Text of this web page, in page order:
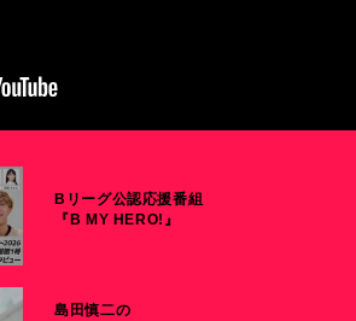
Bリーグ公認応援番組
『B MY HERO!』
島田慎二の